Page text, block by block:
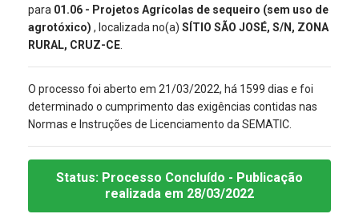
para 01.06 - Projetos Agrícolas de sequeiro (sem uso de
agrotóxico) , localizada no(a) SÍTIO SÃO JOSÉ, S/N, ZONA
RURAL, CRUZ-CE
O processo foi aberto em 21/03/2022, há 1599 dias e foi
determinado o cumprimento das exigências contidas nas
Normas e Instruções de Licenciamento da SEMATIC.
Status: Processo Concluído - Publicação
realizada em 28/03/2022